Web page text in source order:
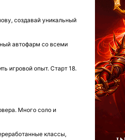
создавай уникальный
автофарм со всеми
игровой опыт. Старт 18.
Много соло и
классы,